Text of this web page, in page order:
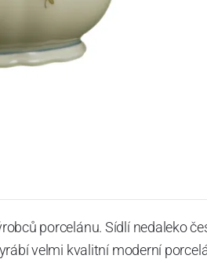
porcelánu. Sídlí nedaleko
velmi kvalitní moderní